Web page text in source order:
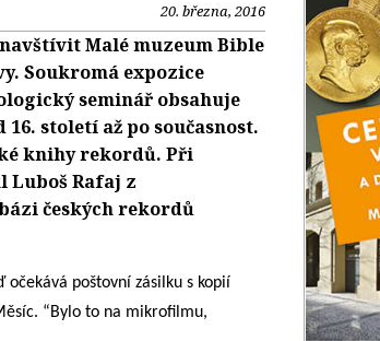
20. března, 2016
Malé muzeum Bible
Soukromá expozice
seminář obsahuje
století až po současnost.
knihy rekordů. Při
Luboš Rafaj z
českých rekordů
poštovní zásilku s kopií
“Bylo to na mikrofilmu,